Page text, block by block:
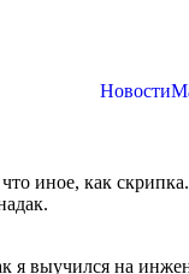
Новости
иное, как
выучился на